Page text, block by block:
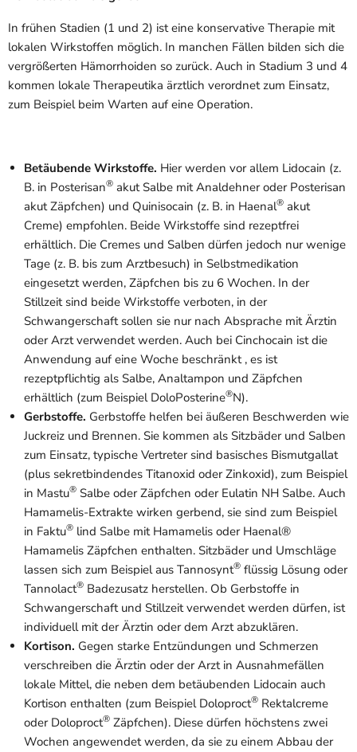
In frühen Stadien (1 und 2) ist eine konservative Therapie mit
lokalen Wirkstoffen möglich. In manchen Fällen bilden sich die
vergrößerten Hämorrhoiden so zurück. Auch in Stadium 3 und 4
kommen lokale Therapeutika ärztlich verordnet zum Einsatz,
zum Beispiel beim Warten auf eine Operation.
Betäubende Wirkstoffe. Hier werden vor allem Lidocain (z.
B. in Posterisan® akut Salbe mit Analdehner oder Posterisan
akut Zäpfchen) und Quinisocain (z. B. in Haenal® akut
Creme) empfohlen. Beide Wirkstoffe sind rezeptfrei
erhältlich. Die Cremes und Salben dürfen jedoch nur wenige
Tage (z. B. bis zum Arztbesuch) in Selbstmedikation
eingesetzt werden, Zäpfchen bis zu 6 Wochen. In der
Stillzeit sind beide Wirkstoffe verboten, in der
Schwangerschaft sollen sie nur nach Absprache mit Ärztin
oder Arzt verwendet werden. Auch bei Cinchocain ist die
Anwendung auf eine Woche beschränkt , es ist
rezeptpflichtig als Salbe, Analtampon und Zäpfchen
erhältlich (zum Beispiel DoloPosterine®N).
Gerbstoffe. Gerbstoffe helfen bei äußeren Beschwerden wie
Juckreiz und Brennen. Sie kommen als Sitzbäder und Salben
zum Einsatz, typische Vertreter sind basisches Bismutgallat
(plus sekretbindendes Titanoxid oder Zinkoxid), zum Beispiel
in Mastu® Salbe oder Zäpfchen oder Eulatin NH Salbe. Auch
Hamamelis-Extrakte wirken gerbend, sie sind zum Beispiel
in Faktu® lind Salbe mit Hamamelis oder Haenal®
Hamamelis Zäpfchen enthalten. Sitzbäder und Umschläge
lassen sich zum Beispiel aus Tannosynt® flüssig Lösung oder
Tannolact® Badezusatz herstellen. Ob Gerbstoffe in
Schwangerschaft und Stillzeit verwendet werden dürfen, ist
individuell mit der Ärztin oder dem Arzt abzuklären.
Kortison. Gegen starke Entzündungen und Schmerzen
verschreiben die Ärztin oder der Arzt in Ausnahmefällen
lokale Mittel, die neben dem betäubenden Lidocain auch
Kortison enthalten (zum Beispiel Doloproct® Rektalcreme
oder Doloproct® Zäpfchen). Diese dürfen höchstens zwei
Wochen angewendet werden, da sie zu einem Abbau der